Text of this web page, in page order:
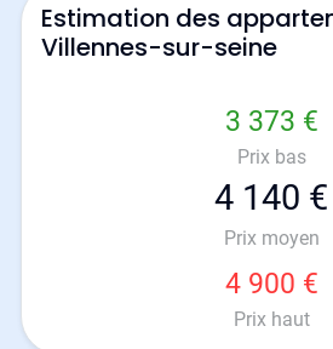
Estimation des
Villennes-sur-seine
3 373 €
Prix bas
4 140 €
Prix moyen
4 900 €
Prix haut